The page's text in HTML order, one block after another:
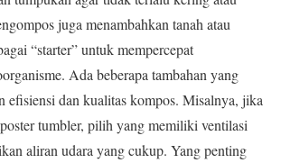
juga menambahkan tanah atau
“starter” untuk mempercepat
Ada beberapa tambahan yang
efisiensi dan kualitas kompos. Misalnya, jika
tumbler, pilih yang memiliki ventilasi
aliran udara yang cukup. Yang penting